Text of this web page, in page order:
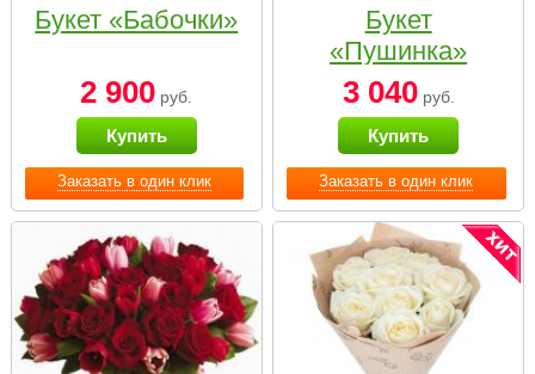
Заказать в один клик
Букет «Бабочки»
2 900 руб.
Купить
Заказать в один клик
Букет
«Пушинка»
3 040руб.
Купить